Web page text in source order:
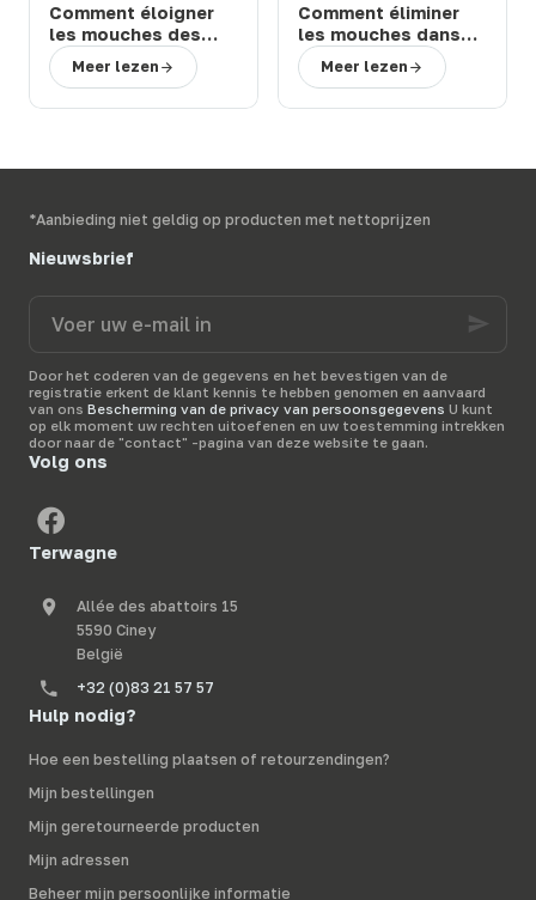
Comment éloigner
les mouches des
chevaux et bovins
en prairie : solutions
Meer lezen
Comment éliminer
les mouches dans
une étable ou une
ferme : 3 solutions
Meer lezen
*Aanbieding niet geldig op producten met nettoprijzen
Nieuwsbrief
mail
in
Door het coderen van de gegevens en het bevestigen van de
registratie erkent de klant kennis te hebben genomen en aanvaard
van ons Bescherming van de privacy van persoonsgegevens U kunt
op elk moment uw rechten uitoefenen en uw toestemming intrekken
door naar de "contact" -pagina van deze website te gaan.
Volg ons
Terwagne
Allée des abattoirs 15
5590 Ciney
België
+32 (0)83 21 57 57
Hulp nodig?
Hoe een bestelling plaatsen of retourzendingen?
Mijn bestellingen
Mijn geretourneerde producten
Mijn adressen
Beheer mijn persoonlijke informatie